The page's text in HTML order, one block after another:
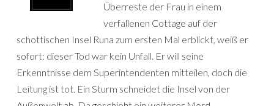
Überreste der Frau in einem
verfallenen Cottage auf der
schottischen Insel Runa zum ersten Mal erblickt, weiß er
sofort: dieser Tod war kein Unfall. Er will seine
Erkenntnisse dem Superintendenten mitteilen, doch die
Leitung ist tot. Ein Sturm schneidet die Insel von der